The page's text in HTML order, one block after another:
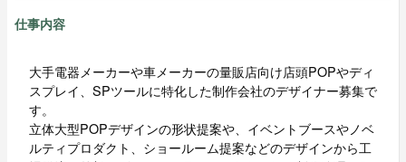
仕事内容
大手電器メーカーや車メーカーの量販店向け店頭POPやディ
スプレイ、SPツールに特化した制作会社のデザイナー募集で
す。
立体大型POPデザインの形状提案や、イベントブースやノベ
ルティプロダクト、ショールーム提案などのデザインから工